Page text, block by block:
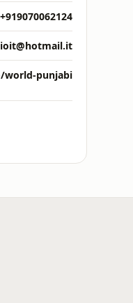
+919070062124
world-punjabi